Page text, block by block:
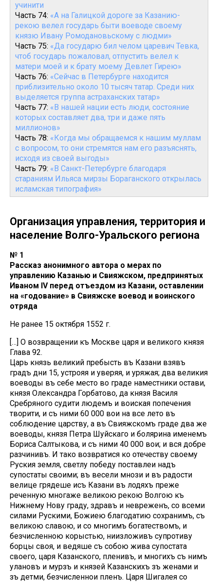
учинити
Часть 74: «А на Галицкой дороге зa Казанию-
рекою велел государь быти воеводе своему
князю Ивану Ромодановьскому с людми»
Часть 75: «Да государю бил челом царевич Тевка,
чтоб государь пожаловал, отпустить велел к
матери моей и к брату моему Девлет Гирею»
Часть 76: «Сейчас в Петербурге находится
приблизительно около 10 тысяч татар. Среди них
выделяется группа астраханских татар»
Часть 77: «В нашей нации есть люди, состояние
которых составляет два, три и даже пять
миллионов»
Часть 78: «Когда мы обращаемся к нашим муллам
с вопросом, то они стремятся нам его разъяснять,
исходя из своей выгоды»
Часть 79: «В Санкт-Петербурге благодаря
стараниям Ильяса мирзы Бораганского открылась
исламская типография»
Организация управления, территория и
население Волго-Уральского региона
№ 1
Рассказ анонимного автора о мерах по
управлению Казанью и Свияжском, предпринятых
Иваном IV перед отъездом из Казани, оставлении
на «годование» в Свияжске воевод и воинского
отряда
Не ранее 15 октября 1552 г.
[…] О возвращении къ Москве царя и великого князя
Глава 92.
Царь князь великий пребысть въ Казани взявъ
градъ дни 15, устрояя и уверяя, и уряжая; два великия
воеводы въ себе место во граде наместники остави,
князя Олександра Горбатово, да князя Василя
Сребряного судити людемъ и воиская попечения
творити, и съ ними 60 000 вои на все лето въ
соблюдение царству, а въ Свияжскомъ граде два же
воеводы, князя Петра Шуйскаго и болярина именемъ
Бориса Салтыкова, и съ ними 40 000 вои; и вся добре
разчинивъ. И тако возвратися ко отечеству своему
Руския земля, светлу победу поставлеи надъ
супостаты своими; въ весели мнози и въ радости
велице грядеше исъ Казани въ лодяхъ преже
реченную многаже великою рекою Волгою къ
Нижнему Нову граду, здравъ и невреженъ, со всеми
силами Рускими, Божиею благодатию сохранимъ, съ
великою славою, и со многимъ богатествомъ, и
безчисленною корыстью, ниизложивъ супротиву
борцы своя, и ведяше съ собою жива супостата
своего, царя Казанского, пленивъ, и многихъ съ нимъ
улановъ и мурзъ и князей Казанскихъ зъ женами и
зъ детми, безчисленнои пленъ. Царя Шигалея со